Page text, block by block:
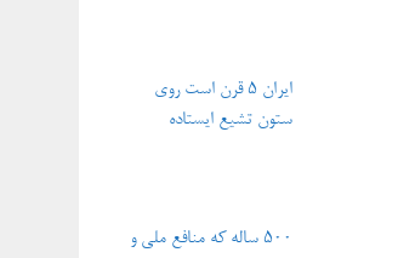
ایران ۵ قرن است روی
ستون تشیع ایستاده
۵۰۰ ساله که منافع ملی و